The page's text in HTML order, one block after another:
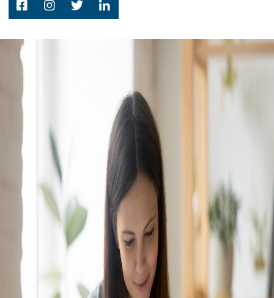
FINANCIAMENTO E BOLSAS
Acontece na UVA
Atendimento (21) 2574 8888
Conclua sua Matrícula
INSCREVA-SE SOLICITE INFORMAÇÕES
ÁREA DO ALUNO LOGIN